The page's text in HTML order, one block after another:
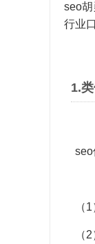
seo
行业
1.
seo
（1
（2